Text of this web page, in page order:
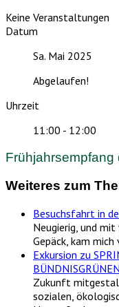
Keine Veranstaltungen
Datum
Sa. Mai 2025
Abgelaufen!
Uhrzeit
11:00 - 12:00
Frühjahrsempfang
Weiteres zum
Besuchsfahrt in
Neugierig, und
Gepäck, kam
Exkursion zu
Zukunft
sozialen,